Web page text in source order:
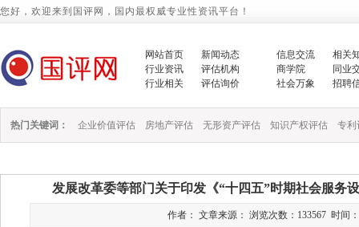
您好，欢迎来到国评网，国内最权威专业性资讯平台！
网站首页
新闻动态
行业资讯
评估机构
行业相关
评估询价
信息交流
相关
商学院
同业
社会万象
招聘
热门关键词： 企业价值评估 房地产评估 无形资产评估 知识产权评估 专利
发展改革委等部门关于印发《“十四五”时期社会服务
作者： 文章来源： 浏览次数：133567 时间